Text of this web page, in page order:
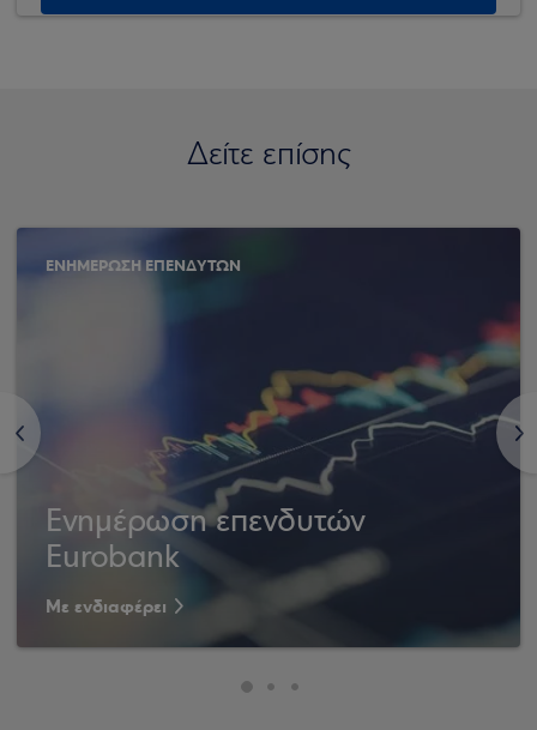
Δείτε επίσης
<
ΕΝΗΜΕΡΩΣΗ ΕΠΕΝΔΥΤΩΝ
Ενημέρωση επενδυτών
Eurobank
Με ενδιαφέρει
>